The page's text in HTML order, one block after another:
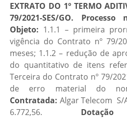
EXTRATO DO 1º TERMO
79/2021-SES/GO. Processo
Objeto: 1.1.1 – primeira
vigência do Contrato nº 79/
meses; 1.1.2 – redução de
do quantitativo de itens
Terceira do Contrato nº 79/
de erro material do
Contratada: Algar Telecom S/
6.772,56.